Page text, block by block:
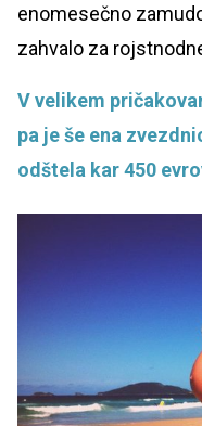
enomesečno
zahvalo za
V velikem
pa je še ena
odštela kar 450